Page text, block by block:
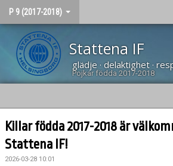
P 9 (2017-2018)
Stattena IF
glädje · delaktighet ·
Pojkar födda 2017-2018
HEM
NYHETER
Killar födda 2017-2018 är
Stattena IF!
2026-03-28 10:01